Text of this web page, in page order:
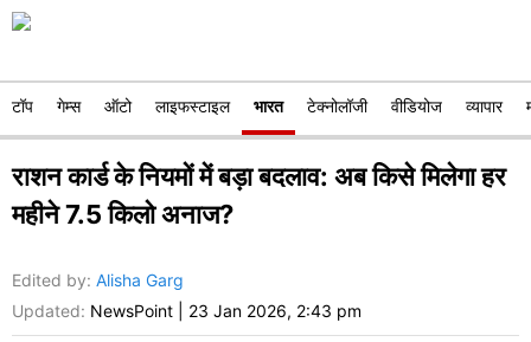
टॉप गेम्स ऑटो लाइफस्टाइल भारत टेक्नोलॉजी वीडियोज व्यापार
राशन कार्ड के नियमों में बड़ा बदलाव: अब किसे मिलेगा हर
महीने 7.5 किलो अनाज?
Edited by: Alisha Garg
Updated: NewsPoint 23 Jan 2026, 2:43 pm